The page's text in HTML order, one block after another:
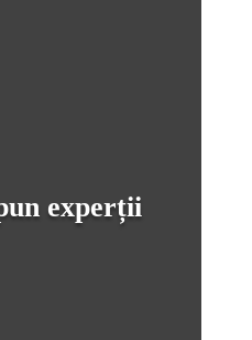
experții